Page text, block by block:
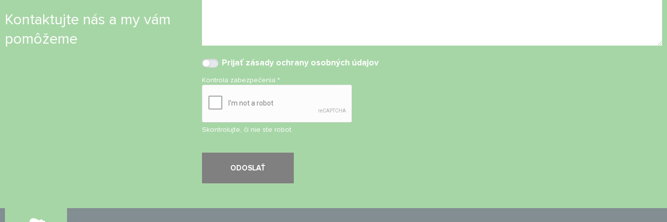
Kontaktujte nás a my vám
pomôžeme
Prijať zásady ochrany osobných údajov
Kontrola zabezpečenia*
Skontrolujte, či nie ste robot.